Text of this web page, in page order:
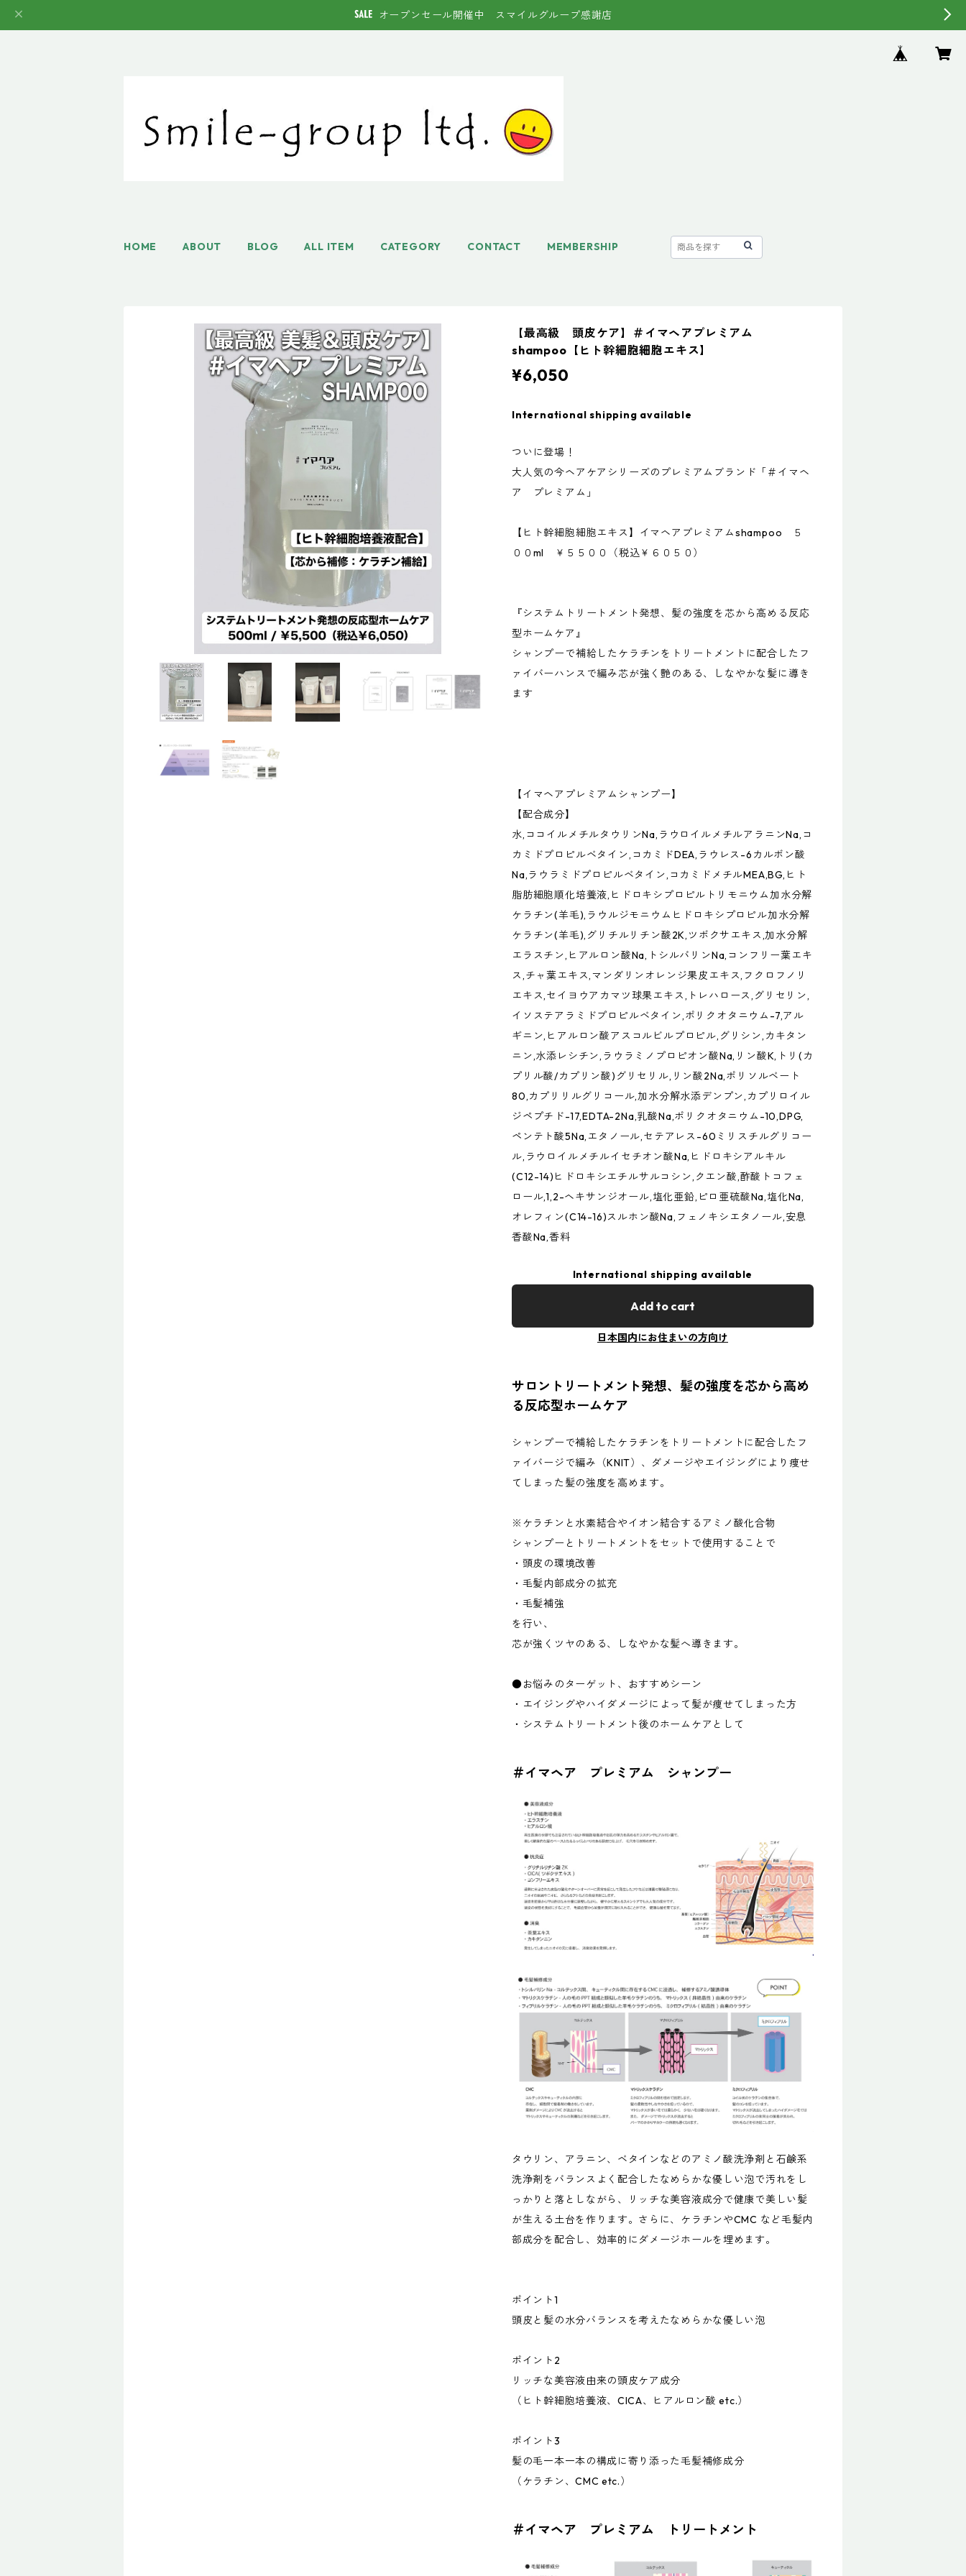
オープンセール開催中 スマイルグループ感謝店
HOME ABOUT BLOG ALL ITEM CATEGORY CONTACT MEMBERSHIP
【最高級 頭皮ケア】＃イマヘアプレミアム
shampoo【ヒト幹細胞細胞エキス】
¥6,050
International shipping available
ついに登場！
大人気の今ヘアケアシリーズのプレミアムブランド「＃イマヘ
ア プレミアム」
【ヒト幹細胞細胞エキス】イマヘアプレミアムshampoo ５
００ml ￥５５００（税込￥６０５０）
『システムトリートメント発想、髪の強度を芯から高める反応
型ホームケア』
シャンプーで補給したケラチンをトリートメントに配合したフ
ァイバーハンスで編み芯が強く艶のある、しなやかな髪に導き
ます
【イマヘアプレミアムシャンプー】
【配合成分】
水,ココイルメチルタウリンNa,ラウロイルメチルアラニンNa,コ
カミドプロピルベタイン,コカミドDEA,ラウレス-6カルボン酸
Na,ラウラミドプロピルベタイン,コカミドメチルMEA,BG,ヒト
脂肪細胞順化培養液,ヒドロキシプロピルトリモニウム加水分解
ケラチン(羊毛),ラウルジモニウムヒドロキシプロピル加水分解
ケラチン(羊毛),グリチルリチン酸2K,ツボクサエキス,加水分解
エラスチン,ヒアルロン酸Na,トシルバリンNa,コンフリー葉エキ
ス,チャ葉エキス,マンダリンオレンジ果皮エキス,フクロフノリ
エキス,セイヨウアカマツ球果エキス,トレハロース,グリセリン,
イソステアラミドプロピルベタイン,ポリクオタニウム-7,アル
ギニン,ヒアルロン酸アスコルビルプロピル,グリシン,カキタン
ニン,水添レシチン,ラウラミノプロピオン酸Na,リン酸K,トリ(カ
プリル酸/カプリン酸)グリセリル,リン酸2Na,ポリソルベート
80,カプリリルグリコール,加水分解水添デンプン,カプリロイル
ジペプチド-17,EDTA-2Na,乳酸Na,ポリクオタニウム-10,DPG,
ペンテト酸5Na,エタノール,セテアレス-60ミリスチルグリコー
ル,ラウロイルメチルイセチオン酸Na,ヒドロキシアルキル
(C12-14)ヒドロキシエチルサルコシン,クエン酸,酢酸トコフェ
ロール,1,2-ヘキサンジオール,塩化亜鉛,ピロ亜硫酸Na,塩化Na,
オレフィン(C14-16)スルホン酸Na,フェノキシエタノール,安息
香酸Na,香料
International shipping available
Add to cart
日本国内にお住まいの方向け
サロントリートメント発想、髪の強度を芯から高め
る反応型ホームケア
シャンプーで補給したケラチンをトリートメントに配合したフ
ァイバージで編み（KNIT）、ダメージやエイジングにより痩せ
てしまった髪の強度を高めます。
※ケラチンと水素結合やイオン結合するアミノ酸化合物
シャンプーとトリートメントをセットで使用することで
・頭皮の環境改善
・毛髪内部成分の拡充
・毛髪補強
を行い、
芯が強くツヤのある、しなやかな髪へ導きます。
●お悩みのターゲット、おすすめシーン
・エイジングやハイダメージによって髪が痩せてしまった方
・システムトリートメント後のホームケアとして
＃イマヘア プレミアム シャンプー
タウリン、アラニン、ベタインなどのアミノ酸洗浄剤と石鹸系
洗浄剤をバランスよく配合したなめらかな優しい泡で汚れをし
っかりと落としながら、リッチな美容液成分で健康で美しい髪
が生える土台を作ります。さらに、ケラチンやCMC など毛髪内
部成分を配合し、効率的にダメージホールを埋めます。
ポイント1
頭皮と髪の水分バランスを考えたなめらかな優しい泡
ポイント2
リッチな美容液由来の頭皮ケア成分
（ヒト幹細胞培養液、CICA、ヒアルロン酸 etc.）
ポイント3
髪の毛一本一本の構成に寄り添った毛髪補修成分
（ケラチン、CMC etc.）
＃イマヘア プレミアム トリートメント